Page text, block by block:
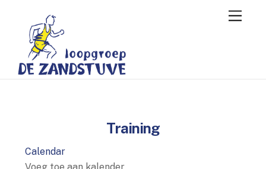
content
Menu
Training
Calendar